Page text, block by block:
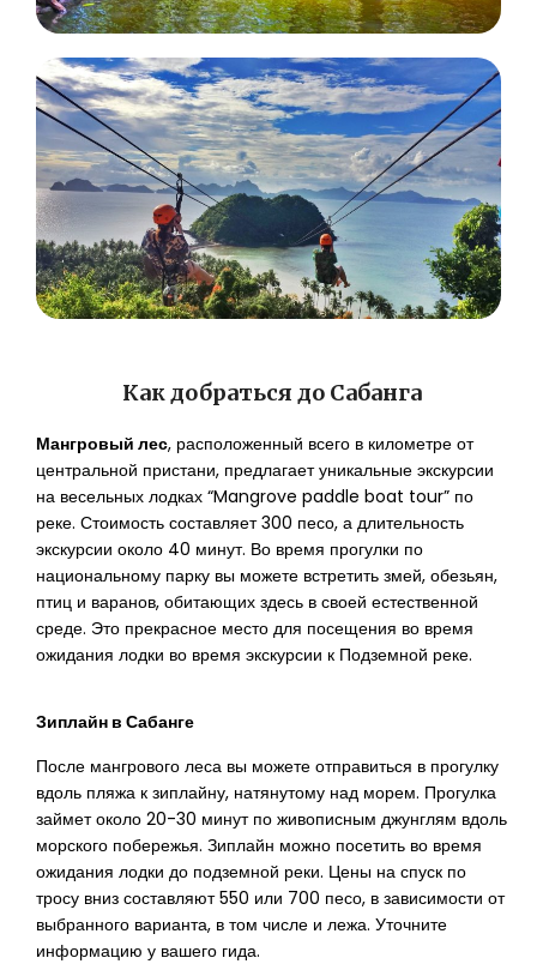
Как добраться до Сабанга
Мангровый лес, расположенный всего в километре от
центральной пристани, предлагает уникальные экскурсии
на весельных лодках “Mangrove paddle boat tour” по
реке. Стоимость составляет 300 песо, а длительность
экскурсии около 40 минут. Во время прогулки по
национальному парку вы можете встретить змей, обезьян,
птиц и варанов, обитающих здесь в своей естественной
среде. Это прекрасное место для посещения во время
ожидания лодки во время экскурсии к Подземной реке.
Зиплайн в Сабанге
После мангрового леса вы можете отправиться в прогулку
вдоль пляжа к зиплайну, натянутому над морем. Прогулка
займет около 20-30 минут по живописным джунглям вдоль
морского побережья. Зиплайн можно посетить во время
ожидания лодки до подземной реки. Цены на спуск по
тросу вниз составляют 550 или 700 песо, в зависимости от
выбранного варианта, в том числе и лежа. Уточните
информацию у вашего гида.